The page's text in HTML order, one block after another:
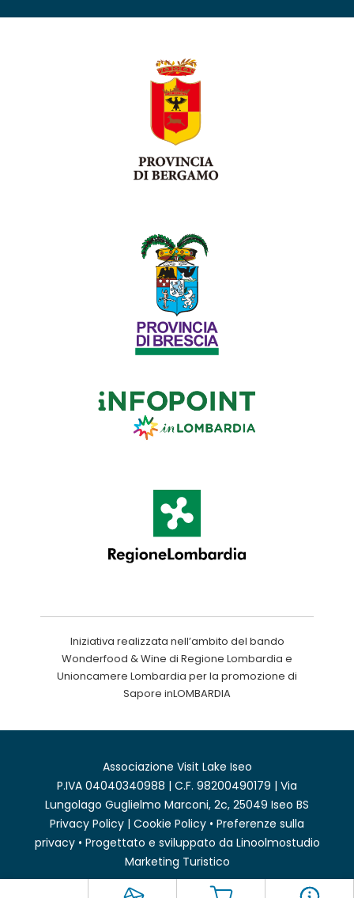
Iniziativa realizzata nell’ambito del bando
Wonderfood & Wine di Regione Lombardia e
Unioncamere Lombardia per la promozione di
Sapore inLOMBARDIA
Associazione Visit Lake Iseo
P.IVA 04040340988 | C.F. 98200490179 | Via
Lungolago Guglielmo Marconi, 2c, 25049 Iseo BS
Privacy Policy | Cookie Policy • Preferenze sulla
privacy• Progettato e sviluppato da Linoolmostudio
Marketing Turistico